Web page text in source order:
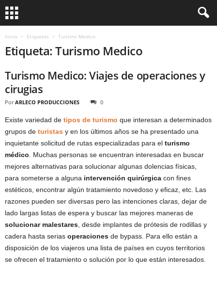
Inicio Etiquetas Turismo Medico
Etiqueta: Turismo Medico
Turismo Medico: Viajes de operaciones y
cirugias
Por ARLECO PRODUCCIONES 0
Existe variedad de tipos de turismo que interesan a determinados
grupos de turistas y en los últimos años se ha presentado una
inquietante solicitud de rutas especializadas para el turismo
médico . Muchas personas se encuentran interesadas en buscar
mejores alternativas para solucionar algunas dolencias físicas,
para someterse a alguna intervención quirúrgica con fines
estéticos, encontrar algún tratamiento novedoso y eficaz, etc. Las
razones pueden ser diversas pero las intenciones claras, dejar de
lado largas listas de espera y buscar las mejores maneras de
solucionar malestares , desde implantes de prótesis de rodillas y
cadera hasta serias operaciones de bypass. Para ello están a
disposición de los viajeros una lista de países en cuyos territorios
se ofrecen el tratamiento o solución por lo que están interesados.